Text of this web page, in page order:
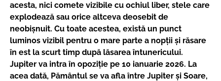
acesta, nici comete vizibile cu ochiul liber, stele care
explodează sau orice altceva deosebit de
neobișnuit. Cu toate acestea, există un punct
luminos vizibil pentru o mare parte a nopții și răsare
în est la scurt timp după lăsarea întunericului.
Jupiter va intra în opoziție pe 10 ianuarie 2026. La
acea dată, Pământul se va afla între Jupiter și Soare,